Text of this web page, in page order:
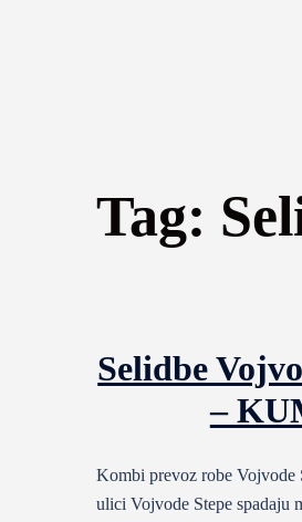
Tag:
Selidbe
–
Kombi prevoz robe Vojvode
ulici Vojvode Stepe spadaju